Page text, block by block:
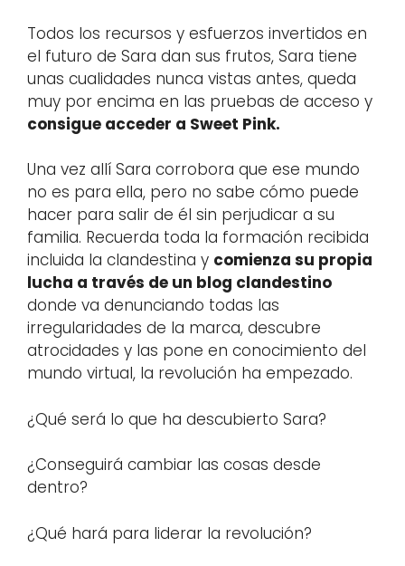
Todos los recursos y esfuerzos invertidos en
el futuro de Sara dan sus frutos, Sara tiene
unas cualidades nunca vistas antes, queda
muy por encima en las pruebas de acceso y
consigue acceder a Sweet Pink.
Una vez allí Sara corrobora que ese mundo
no es para ella, pero no sabe cómo puede
hacer para salir de él sin perjudicar a su
familia. Recuerda toda la formación recibida
incluida la clandestina y comienza su propia
lucha a través de un blog clandestino
donde va denunciando todas las
irregularidades de la marca, descubre
atrocidades y las pone en conocimiento del
mundo virtual, la revolución ha empezado.
¿Qué será lo que ha descubierto Sara?
¿Conseguirá cambiar las cosas desde
dentro?
¿Qué hará para liderar la revolución?